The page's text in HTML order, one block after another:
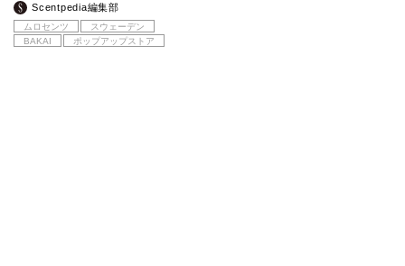
Scentpedia編集部
ムロセンツ
スウェーデン
BAKAI
ポップアップストア